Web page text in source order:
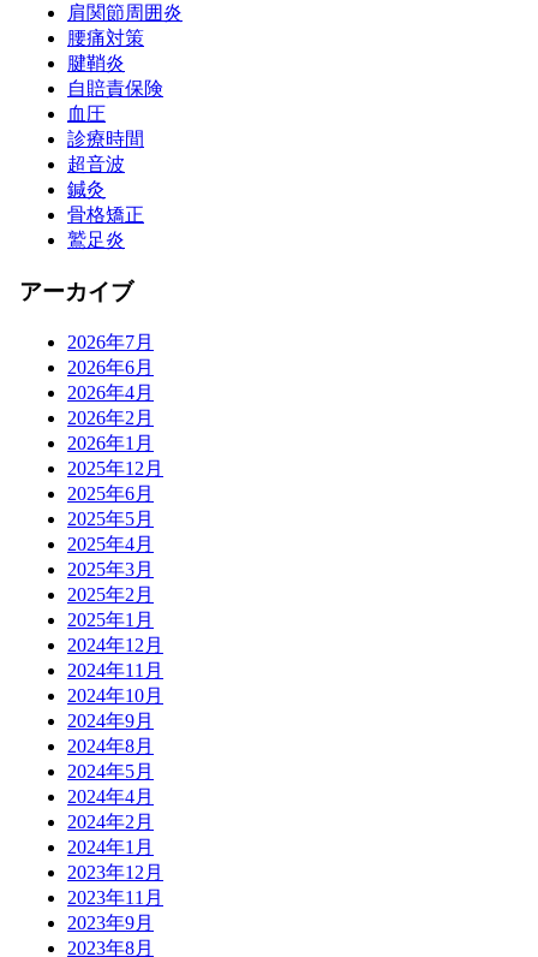
肩関節周囲炎
腰痛対策
腱鞘炎
自賠責保険
血圧
診療時間
超音波
鍼灸
骨格矯正
鷲足炎
アーカイブ
2026年7月
2026年6月
2026年4月
2026年2月
2026年1月
2025年12月
2025年6月
2025年5月
2025年4月
2025年3月
2025年2月
2025年1月
2024年12月
2024年11月
2024年10月
2024年9月
2024年8月
2024年5月
2024年4月
2024年2月
2024年1月
2023年12月
2023年11月
2023年9月
2023年8月